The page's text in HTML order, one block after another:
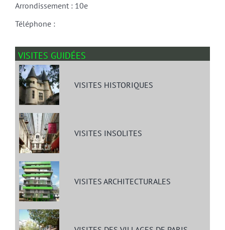
Arrondissement : 10e
Téléphone :
VISITES GUIDÉES
VISITES HISTORIQUES
VISITES INSOLITES
VISITES ARCHITECTURALES